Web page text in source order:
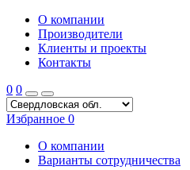
О компании
Производители
Клиенты и проекты
Контакты
0 0
Избранное 0
О компании
Варианты сотрудничества